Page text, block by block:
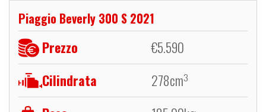
Piaggio Beverly 300 S 2021
Prezzo €5.590
Cilindrata
278cm3